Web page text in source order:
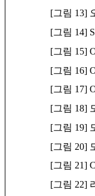
[그림 13]
[그림 14]
[그림 15]
[그림 16]
[그림 17]
[그림 18]
[그림 19]
[그림 20]
[그림 21]
[그림 22]